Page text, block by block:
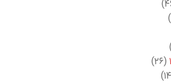
(۲۶)